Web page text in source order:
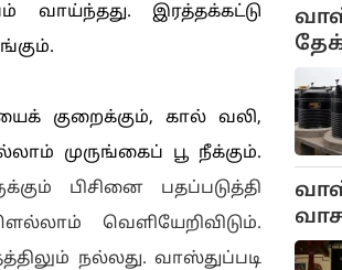
வாய்ந்தது. இரத்தக்கட்டு
குறைக்கும், கால் வலி,
முருங்கைப் பூ நீக்கும்.
‌பி‌சி‌னை பதப்படுத்தி
வெளியேறிவிடும்.
நல்லது. வாஸ்துப்படி